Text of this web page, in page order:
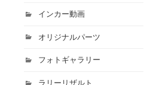
インカー動画
オリジナルパーツ
フォトギャラリー
ラリーリザルト